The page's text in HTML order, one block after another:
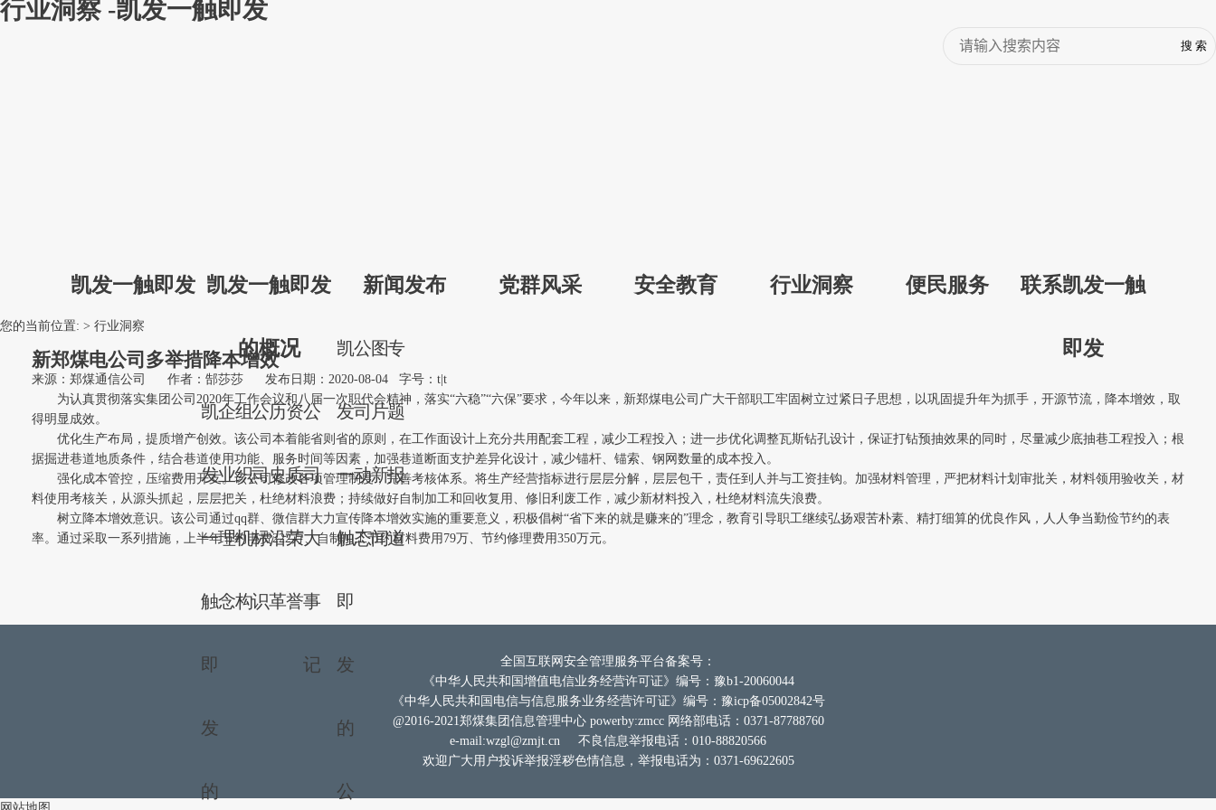
行业洞察 -凯发一触即发
凯发一触即发 凯发一触即发
的概况
凯
发
一
触
即
发
的
企
业
理
念
组
织
机
构
公
司
标
识
历
史
沿
革
资
质
荣
誉
公
司
大
事
记
新闻发布
凯
发
一
触
即
发
的
公
公
司
动
态
图
片
新
闻
专
题
报
道
党群风采 安全教育 行业洞察 便民服务 联系凯发一触
即发
您的当前位置: > 行业洞察
新郑煤电公司多举措降本增效
来源：郑煤通信公司 作者：郜莎莎 发布日期：2020-08-04 字号： t t
为认真贯彻落实集团公司2020年工作会议和八届一次职代会精神，落实“六稳”“六保”要求，今年以来，新郑煤电公司广大干部职工牢固树立过紧日子思想，以巩固提升年为抓手，开源节流，降本增效，取
得明显成效。
优化生产布局，提质增产创效。该公司本着能省则省的原则，在工作面设计上充分共用配套工程，减少工程投入；进一步优化调整瓦斯钻孔设计，保证打钻预抽效果的同时，尽量减少底抽巷工程投入；根
据掘进巷道地质条件，结合巷道使用功能、服务时间等因素，加强巷道断面支护差异化设计，减少锚杆、锚索、钢网数量的成本投入。
强化成本管控，压缩费用开支。该公司修改各项管理制度，完善考核体系。将生产经营指标进行层层分解，层层包干，责任到人并与工资挂钩。加强材料管理，严把材料计划审批关，材料领用验收关，材
料使用考核关，从源头抓起，层层把关，杜绝材料浪费；持续做好自制加工和回收复用、修旧利废工作，减少新材料投入，杜绝材料流失浪费。
树立降本增效意识。该公司通过qq群、微信群大力宣传降本增效实施的重要意义，积极倡树“省下来的就是赚来的”理念，教育引导职工继续弘扬艰苦朴素、精打细算的优良作风，人人争当勤俭节约的表
率。通过采取一系列措施，上半年节约电费222万、自制加工节约材料费用79万、节约修理费用350万元。
全国互联网安全管理服务平台备案号：
《中华人民共和国增值电信业务经营许可证》编号：豫b1-20060044
《中华人民共和国电信与信息服务业务经营许可证》编号：豫icp备05002842号
@2016-2021郑煤集团信息管理中心 powerby:zmcc 网络部电话：0371-87788760
e-mail:wzgl@zmjt.cn 不良信息举报电话：010-88820566
欢迎广大用户投诉举报淫秽色情信息，举报电话为：0371-69622605